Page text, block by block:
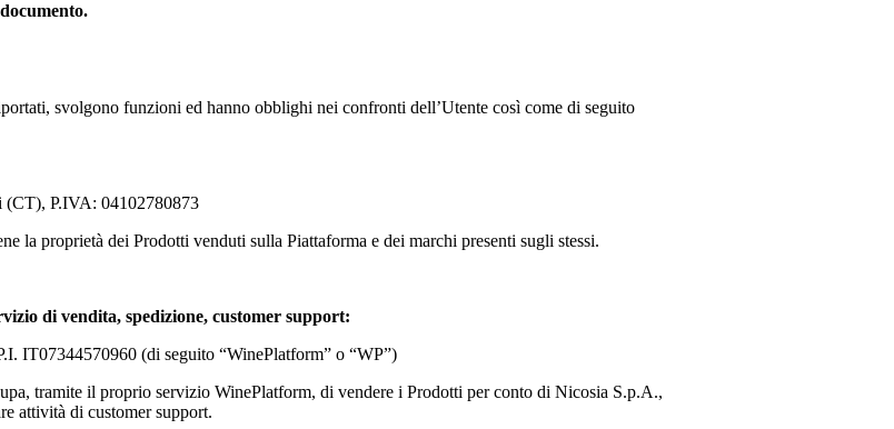
svolgono funzioni ed hanno obblighi nei confronti dell’Utente così come di seguito
(CT), P.IVA: 04102780873
la proprietà dei Prodotti venduti sulla Piattaforma e dei marchi presenti sugli stessi.
di vendita, spedizione, customer support:
IT07344570960 (di seguito “WinePlatform” o “WP”)
tramite il proprio servizio WinePlatform, di vendere i Prodotti per conto diNicosia S.p.A.,
attività di customer support.